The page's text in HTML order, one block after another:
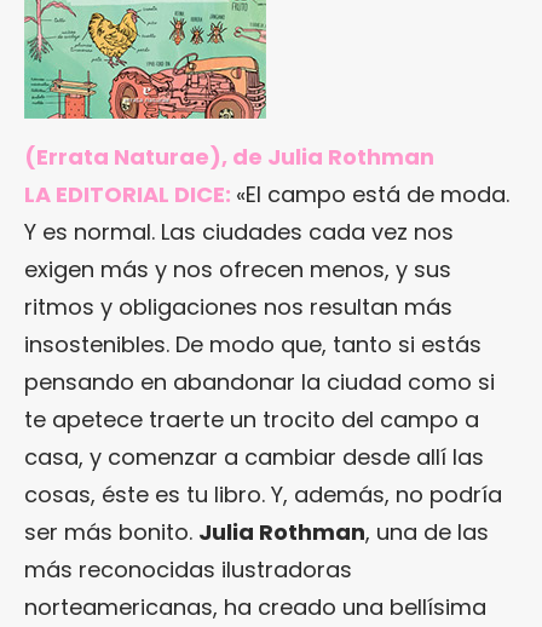
(Errata Naturae), de Julia Rothman
LA EDITORIAL DICE: «El campo está de moda.
Y es normal. Las ciudades cada vez nos
exigen más y nos ofrecen menos, y sus
ritmos y obligaciones nos resultan más
insostenibles. De modo que, tanto si estás
pensando en abandonar la ciudad como si
te apetece traerte un trocito del campo a
casa, y comenzar a cambiar desde allí las
cosas, éste es tu libro. Y, además, no podría
ser más bonito. Julia Rothman, una de las
más reconocidas ilustradoras
norteamericanas, ha creado una bellísima